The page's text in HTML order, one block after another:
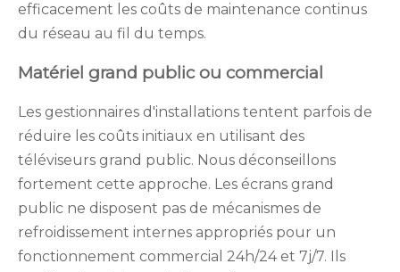
efficacement les coûts de maintenance continus
du réseau au fil du temps.
Matériel grand public ou commercial
Les gestionnaires d'installations tentent parfois de
réduire les coûts initiaux en utilisant des
téléviseurs grand public. Nous déconseillons
fortement cette approche. Les écrans grand
public ne disposent pas de mécanismes de
refroidissement internes appropriés pour un
fonctionnement commercial 24h/24 et 7j/7. Ils